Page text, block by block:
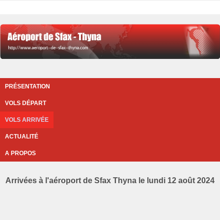
PRÉSENTATION
VOLS DÉPART
VOLS ARRIVÉE
ACTUALITÉ
A PROPOS
Arrivées à l'aéroport de Sfax Thyna le lundi 12 août 2024